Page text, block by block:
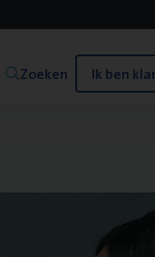
Zoeken Ik ben